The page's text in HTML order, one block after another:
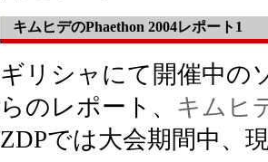
キムヒデのPhaethon 2004レポート1
ギリシャにて開催中の
らのレポート、 キムヒ
ZDPでは大会期間中、